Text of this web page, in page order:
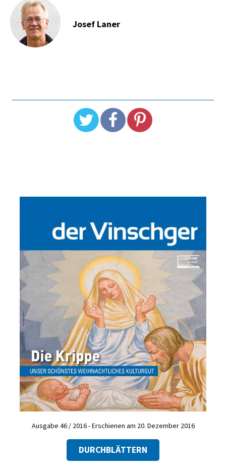
Josef Laner
Ausgabe 46 / 2016 - Erschienen am 20. Dezember 2016
DURCHBLÄTTERN